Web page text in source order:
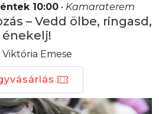
10:00• Kamaraterem
– Vedd ölbe, ringasd,
énekelj!
Viktória Emese